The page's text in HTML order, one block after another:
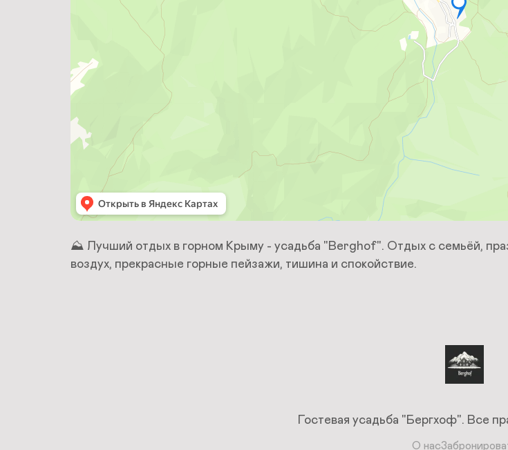
⛰️ Лучший отдых в горном Крыму - усадьба "Berghof". Отдых с семьёй,
воздух, прекрасные горные пейзажи, тишина и спокойствие.
Гостевая усадьба "Бергхоф". Все
О нас